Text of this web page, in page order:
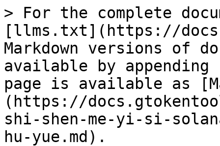
> For the complete
[llms.txt](https://
Markdown versions of
available by
page is available as
(https://
shi-shen-me-yi-si-
hu-yue.md).